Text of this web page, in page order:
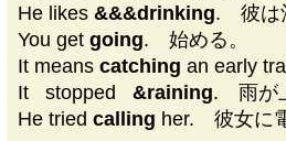
He likes &&&drinking. 彼は
You get going. 始める。
It means catching an early
It
stopped &raining. 雨が
He tried calling her. 彼女に